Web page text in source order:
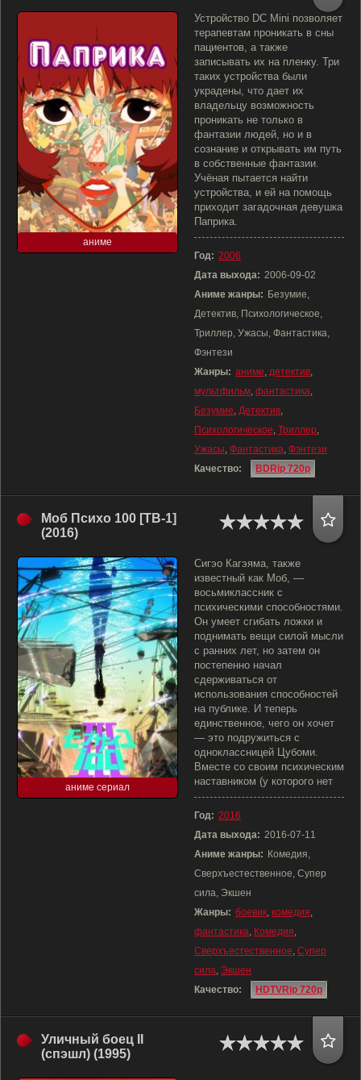
аниме
Устройство DC Mini позволяет
терапевтам проникать в сны
пациентов, а также
записывать их на пленку. Три
таких устройства были
украдены, что дает их
владельцу возможность
проникать не только в
фантазии людей, но и в
сознание и открывать им путь
в собственные фантазии.
Учёная пытается найти
устройства, и ей на помощь
приходит загадочная девушка
Паприка.
Год: 2006
Дата выхода: 2006-09-02
Аниме жанры: Безумие,
Детектив, Психологическое,
Триллер, Ужасы, Фантастика,
Фэнтези
Жанры: аниме, детектив,
мультфильм, фантастика,
Безумие, Детектив,
Психологическое, Триллер,
Ужасы, Фантастика, Фэнтези
Качество:
BDRip 720p
Моб Психо 100 [ТВ-1]
(2016)
аниме сериал
Сигэо Кагэяма, также
известный как Моб, —
восьмиклассник с
психическими способностями.
Он умеет сгибать ложки и
поднимать вещи силой мысли
с ранних лет, но затем он
постепенно начал
сдерживаться от
использования способностей
на публике. И теперь
единственное, чего он хочет
— это подружиться с
одноклассницей Цубоми.
Вместе со своим психическим
наставником (у которого нет
Год: 2016
Дата выхода: 2016-07-11
Аниме жанры: Комедия,
Сверхъестественное, Супер
сила, Экшен
Жанры: боевик, комедия,
фантастика, Комедия,
Сверхъестественное, Супер
сила, Экшен
Качество:
HDTVRip 720p
Уличный боец II
(спэшл) (1995)